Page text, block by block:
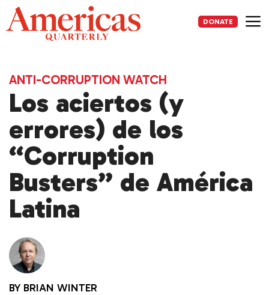
Skip
to
content
DONATE
ANTI-CORRUPTION WATCH
Los aciertos (y
errores) de los
“Corruption
Busters” de América
Latina
BY BRIAN WINTER